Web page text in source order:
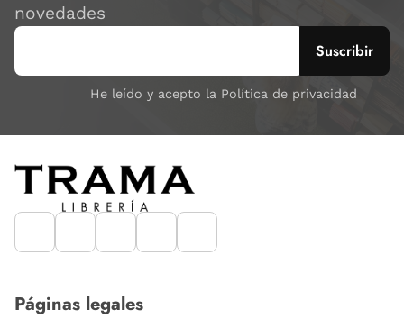
novedades
He leído y acepto la Política de privacidad
Páginas legales